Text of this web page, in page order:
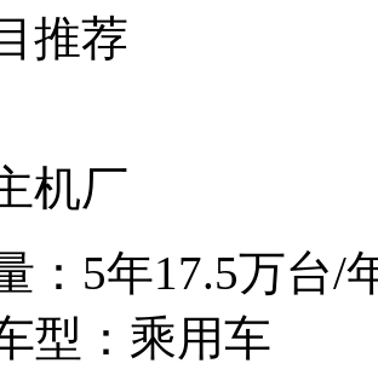
推荐
机厂
： 5年17.5万台/
型： 乘用车